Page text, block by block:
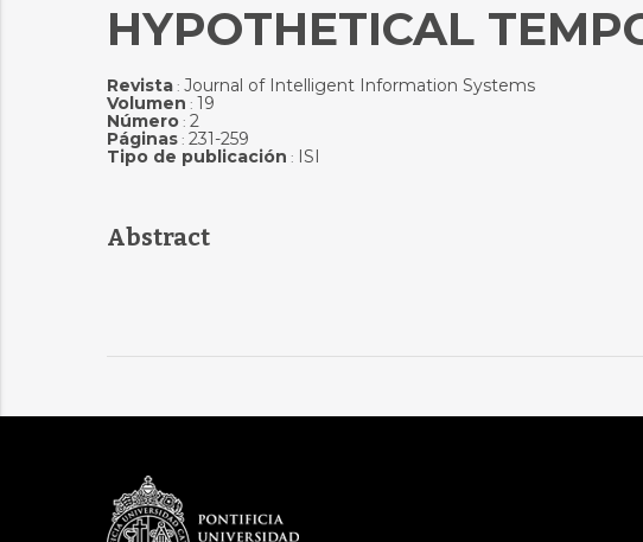
HYPOTHETICAL
Revista: Journal of Intelligent Information Systems
Volumen : 19
Número: 2
Páginas: 231-259
Tipo de publicación : ISI
Abstract